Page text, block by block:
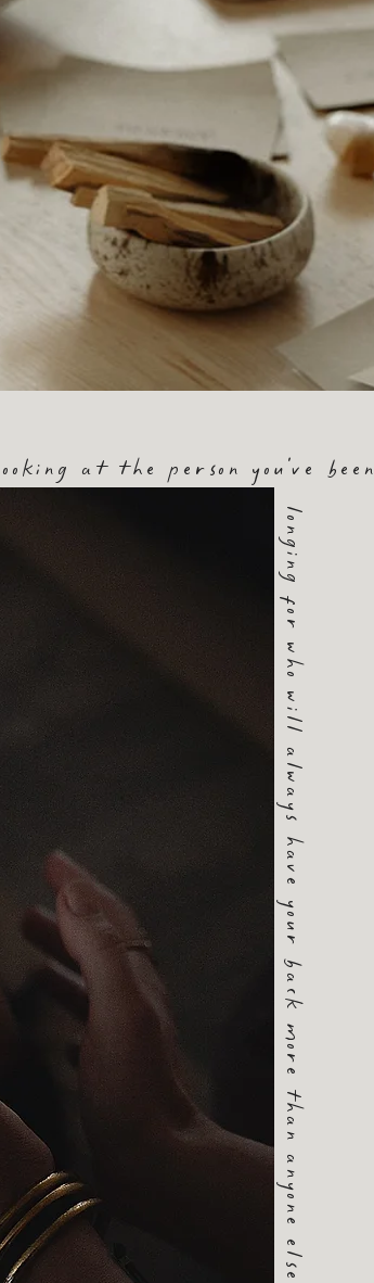
at the person you've been
longing for who will always have your back more than anyone else